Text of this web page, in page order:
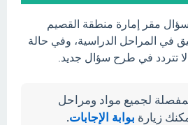
سؤال مقر إمارة منطقة القصيم
في المراحل الدراسية، وفي حالة
تتردد في طرح سؤال جديد.
لجميع مواد ومراحل
زيارة بوابة الإجابات.